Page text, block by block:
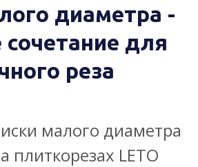
диаметра -
для
реза
малого диаметра
плиткорезах LETO